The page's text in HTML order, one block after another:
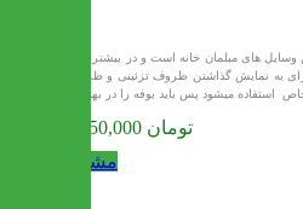
های مبلمان خانه است و در بیشتر خانه
به نمایش گذاشتن ظروف تزئینی و ظروف
27,750,000 تومان
مشاهده